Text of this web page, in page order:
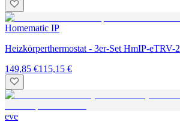
Homematic IP
Heizkörperthermostat - 3er-Set HmIP-eTRV-2
149,85 €115,15 €
eve